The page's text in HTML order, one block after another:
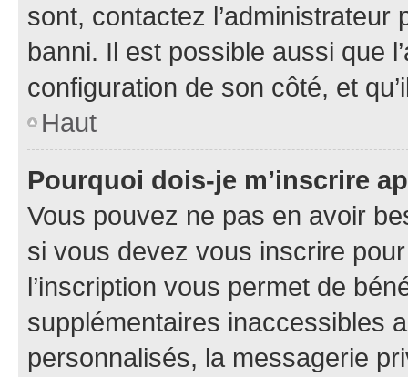
sont, contactez l’administrateur
banni. Il est possible aussi que
configuration de son côté, et
Haut
Pourquoi dois-je m’inscrire
Vous pouvez ne pas en avoir
si vous devez vous inscrire
l’inscription vous permet de
supplémentaires inaccessibles
personnalisés, la messagerie